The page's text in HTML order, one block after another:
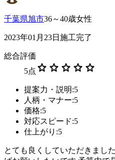
千葉県旭市36～40歳女性
2023年01月23日施工完了
総合評価
5点 star star star star star
提案力・説明:5
人柄・マナー:5
価格:5
対応スピード:5
仕上がり:5
とても良くしていただきまし